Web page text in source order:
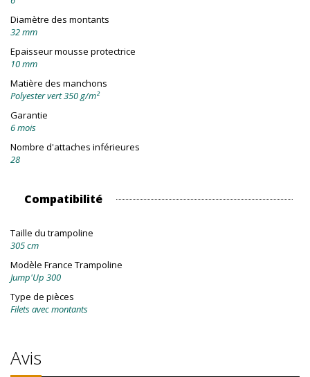
Diamètre des montants
32 mm
Epaisseur mousse protectrice
10 mm
Matière des manchons
Polyester vert 350 g/m²
Garantie
6 mois
Nombre d'attaches inférieures
28
Compatibilité
Taille du trampoline
305 cm
Modèle France Trampoline
Jump'Up 300
Type de pièces
Filets avec montants
Avis